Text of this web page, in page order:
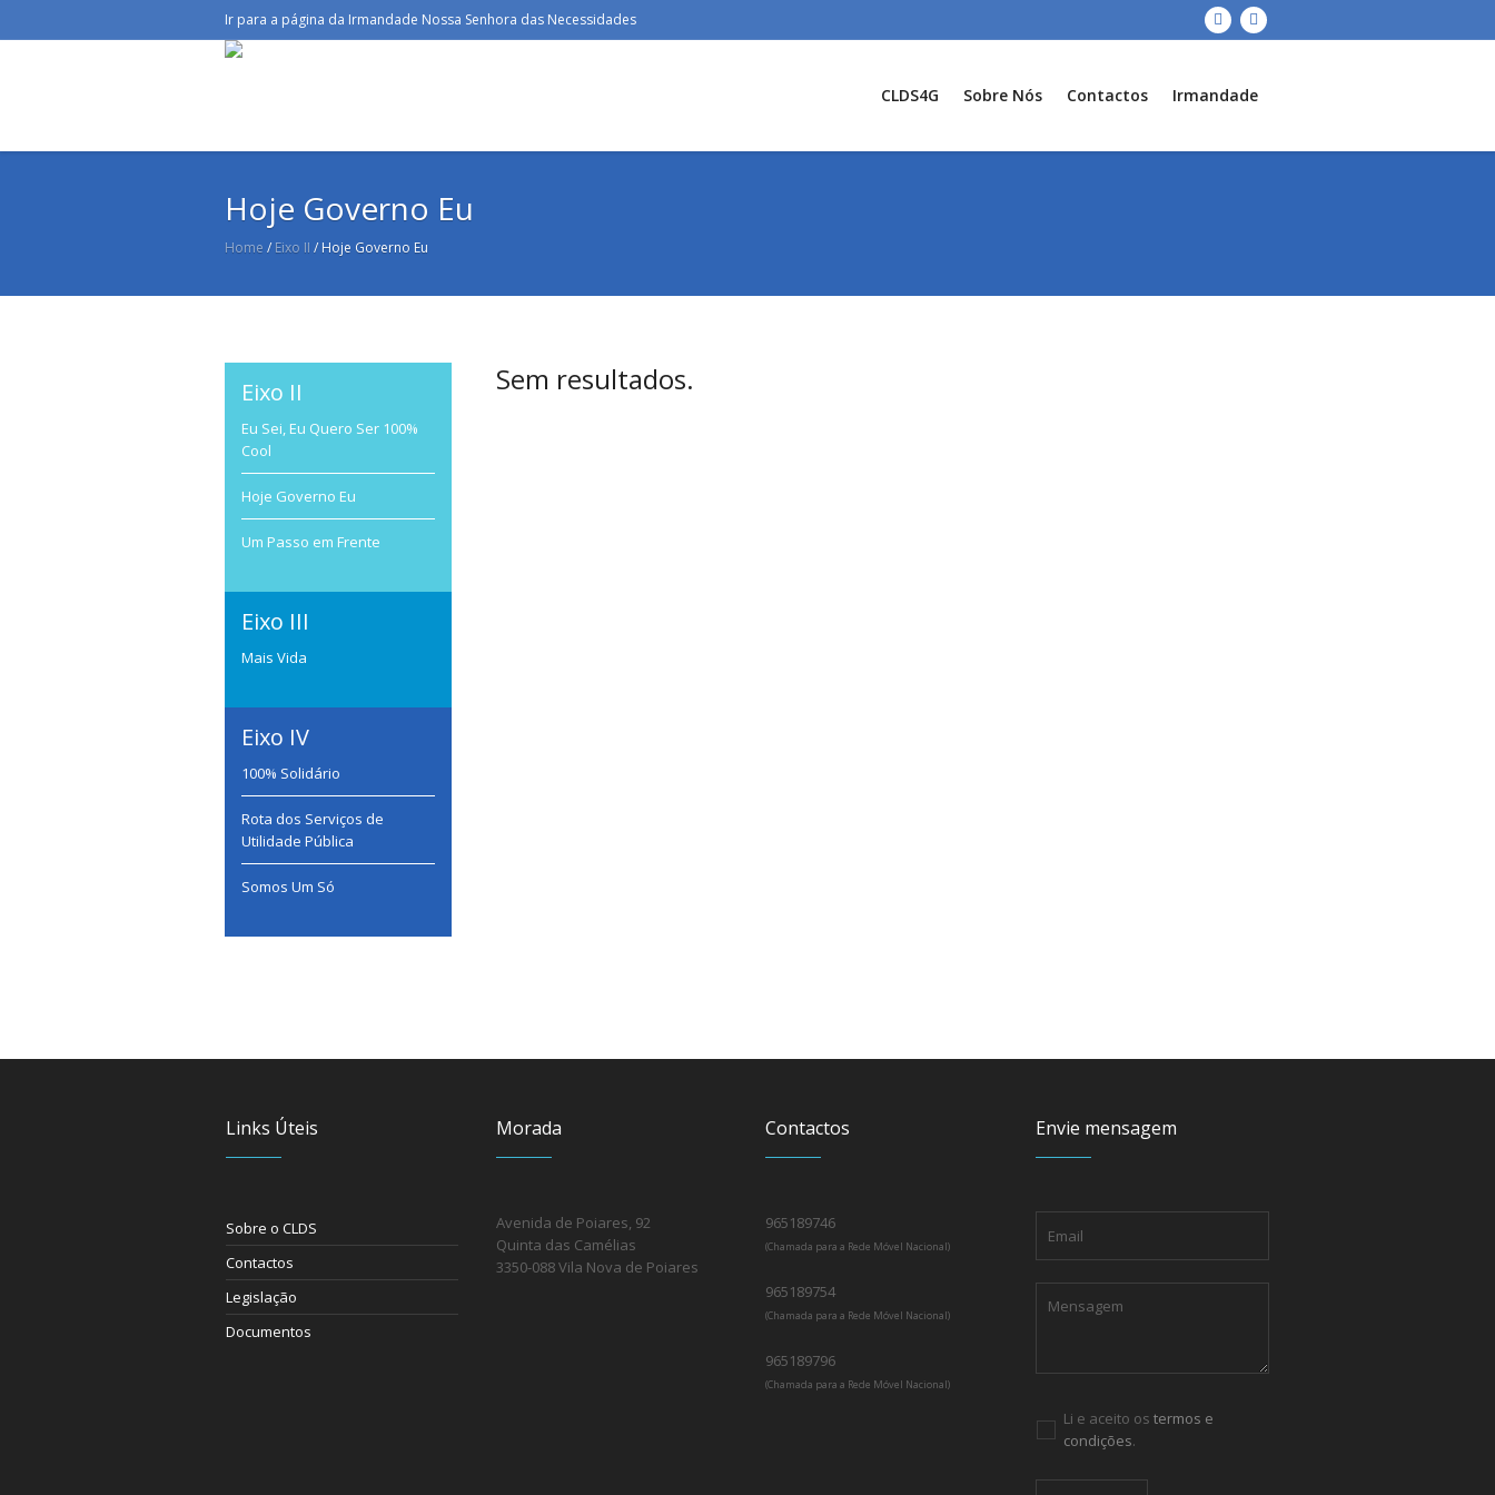
Ir para a página da Irmandade Nossa Senhora das Necessidades
CLDS4G Sobre Nós Contactos Irmandade
Hoje Governo Eu
Home / Eixo II / Hoje Governo Eu
Sem resultados.
Eixo II
Eu Sei, Eu Quero Ser 100%
Cool
Hoje Governo Eu
Um Passo em Frente
Eixo III
Mais Vida
Eixo IV
100% Solidário
Rota dos Serviços de
Utilidade Pública
Somos Um Só
Links Úteis
Sobre o CLDS
Contactos
Legislação
Documentos
Morada
Avenida de Poiares, 92
Quinta das Camélias
3350-088 Vila Nova de Poiares
Contactos
965189746
(Chamada para a Rede Móvel Nacional)
965189754
(Chamada para a Rede Móvel Nacional)
965189796
(Chamada para a Rede Móvel Nacional)
Envie mensagem
Li e aceito ostermos e
condições.